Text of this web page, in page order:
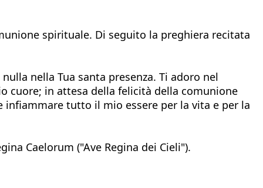
spirituale. Di seguito la preghiera recitata
nella Tua santa presenza. Ti adoro nel
cuore; in attesa della felicità della comunione
infiammare tutto il mio essere per la vita e per la
Caelorum ("Ave Regina dei Cieli").